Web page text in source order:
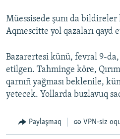
Müessisede şunı da
Aqmescitte yol qazaları qayd
Bazarertesi künü, fevral 9-da,
etilgen. Tahminge köre,
qarnıñ yağması beklenile,
yetecek. Yollarda buzlavuq
Paylaşmaq VPN-siz